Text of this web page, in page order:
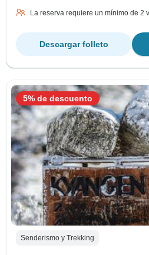
La reserva requiere un mínimo de 2
Descargar folleto
Senderismo y Trekking
5% de descuento